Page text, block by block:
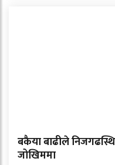
बकैया बाढीले
जोखिममा